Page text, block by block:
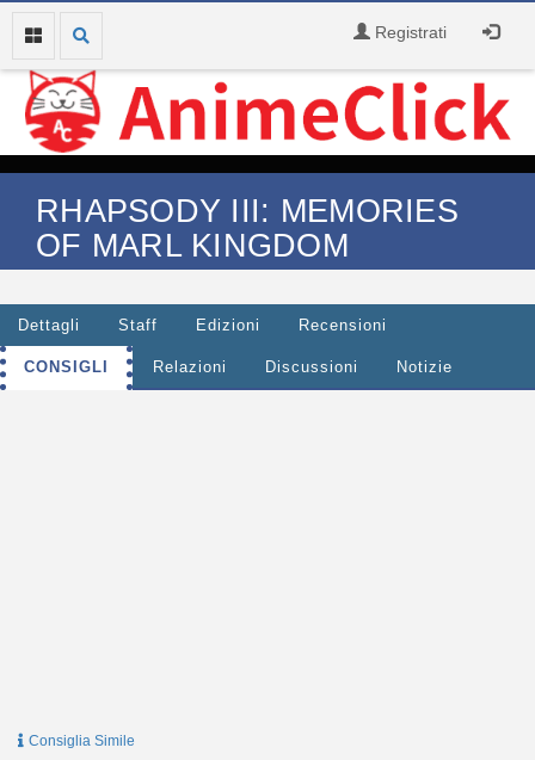
Registrati
RHAPSODY III: MEMORIES
OF MARL KINGDOM
Dettagli Staff Edizioni Recensioni
CONSIGLI Relazioni Discussioni Notizie
Consiglia Simile